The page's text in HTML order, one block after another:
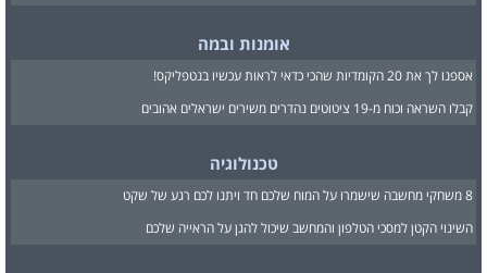
אומנות ובמה
אספנו לך את 20 הקומדיות שהכי כדאי לראות עכשיו בנטפליקס!
קבלו השראה וכוח מ-19 ציטוטים נהדרים משירים ישראלים אהובים
טכנולוגיה
8 משחקי מחשבה שישמרו על המוח שלכם חד ויתנו לכם רגע של שקט
השינוי הקטן למסכי הטלפון והמחשב שיכול להגן על הראייה שלכם